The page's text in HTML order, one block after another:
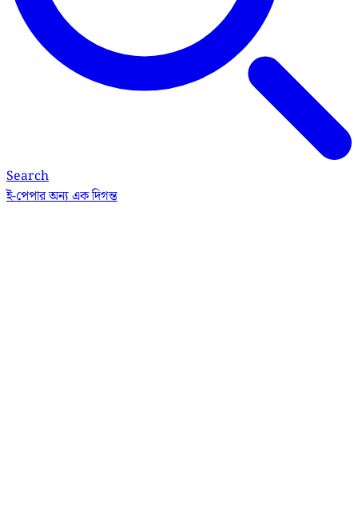
Search
ই-পেপারঅন্য এক দিগন্ত